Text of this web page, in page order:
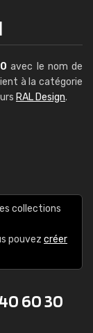
avec le nom de
à la catégorie
RAL Design.
collections
pouvez créer
60 30